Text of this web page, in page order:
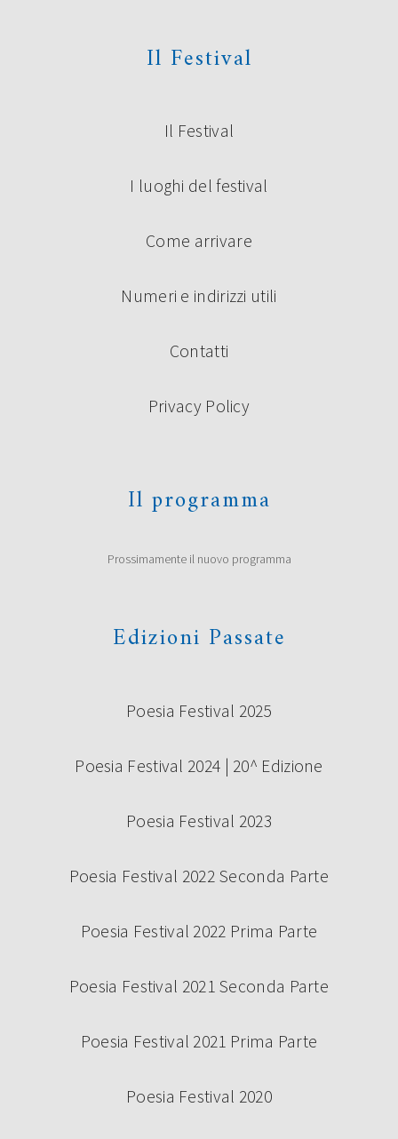
Il Festival
Il Festival
I luoghi del festival
Come arrivare
Numeri e indirizzi utili
Contatti
Privacy Policy
Il programma
Prossimamente il nuovo programma
Edizioni Passate
Poesia Festival 2025
Poesia Festival 2024 | 20^ Edizione
Poesia Festival 2023
Poesia Festival 2022 Seconda Parte
Poesia Festival 2022 Prima Parte
Poesia Festival 2021 Seconda Parte
Poesia Festival 2021 Prima Parte
Poesia Festival 2020